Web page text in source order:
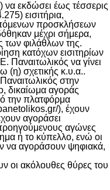
εκδώσει έως τέσσερις
εισιτήρια,
προσκλήσεων
μέχρι σήμερα,
των φιλάθλων της.
κατόχων εισιτηρίων
Παναιτωλικός να γίνει
(η) σχετικής κ.υ.α..
στην
δικαίωμα αγοράς
την πλατφόρμα
), έχουν
αγοράσει
αγώνες
ή το κύπελλο, ενώ οι
να αγοράσουν ψηφιακά,
οι ακόλουθες θύρες του